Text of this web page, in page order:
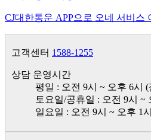
CJ대한통운 APP으로 오네 서비스
고객센터 1588-1255
상담 운영시간
평일 : 오전 9시 ~ 오후 6시
토요일/공휴일 : 오전 9시 ~
일요일 : 오전 9시 ~ 오후 1